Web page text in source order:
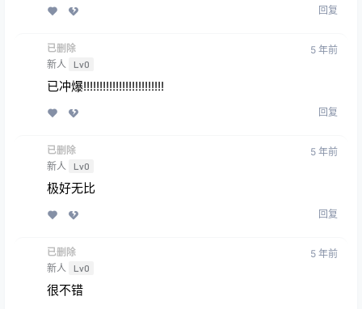
回复
已删除
新人 Lv0
5 年前
已冲爆!!!!!!!!!!!!!!!!!!!!!!!!!
回复
已删除
新人 Lv0
5 年前
极好无比
回复
已删除
新人 Lv0
5 年前
很不错